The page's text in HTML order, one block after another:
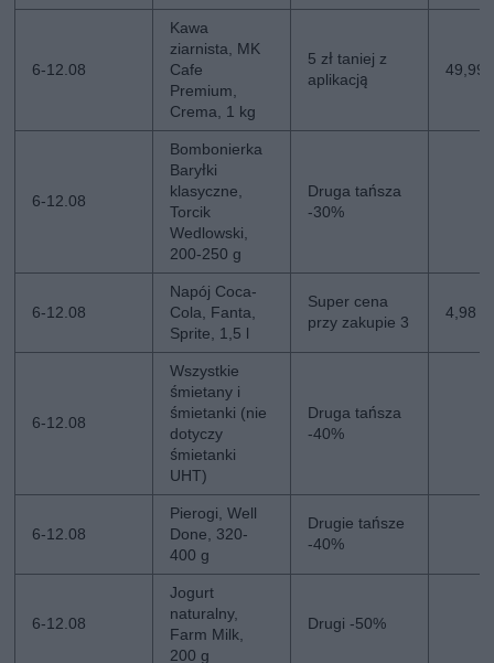
6-12.08
Kawa
ziarnista, MK
Cafe
Premium,
Crema, 1 kg
5 zł taniej z
aplikacją
49,99
6-12.08
Bombonierka
Baryłki
klasyczne,
Torcik
Wedlowski,
200-250 g
Druga tańsza
-30%
6-12.08
Napój Coca-
Cola, Fanta,
Sprite, 1,5 l
Super cena
przy zakupie 3
4,98
6-12.08
Wszystkie
śmietany i
śmietanki (nie
dotyczy
śmietanki
UHT)
Druga tańsza
-40%
6-12.08
Pierogi, Well
Done, 320-
400 g
Drugie tańsze
-40%
6-12.08
Jogurt
naturalny,
Farm Milk,
200 g
Drugi -50%